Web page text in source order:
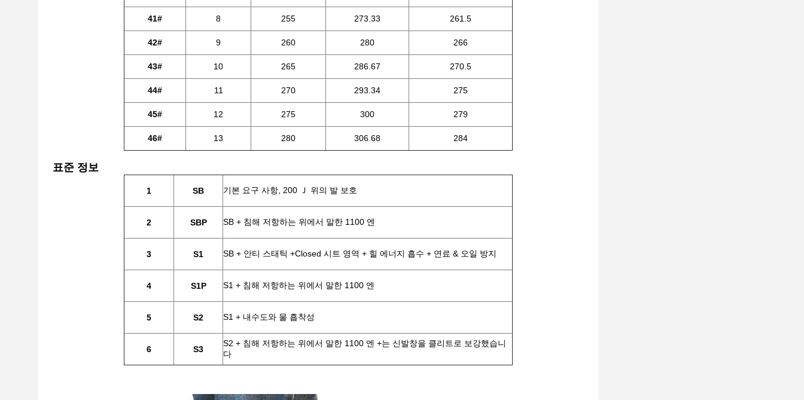
41# 8 255 273.33 261.5
42# 9 260 280 266
43# 10 265 286.67 270.5
44# 11 270 293.34 275
45# 12 275 300 279
46# 13 280 306.68 284
표준 정보
1 SB 기본 요구 사항, 200 Ｊ 위의 발 보호
2 SBP SB + 침해 저항하는 위에서 말한 1100 엔
3 S1 SB + 안티 스태틱 +Closed 시트 영역 + 힐 에너지 흡수 + 연료 & 오일 방지
4 S1P S1 + 침해 저항하는 위에서 말한 1100 엔
5 S2 S1 + 내수도와 물 흡착성
6 S3
S2 + 침해 저항하는 위에서 말한 1100 엔 +는 신발창을 클리트로 보강했습니
다